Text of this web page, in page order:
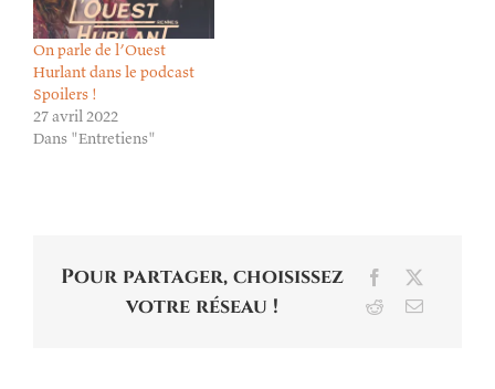
On parle de l’Ouest
Hurlant dans le podcast
Spoilers !
27 avril 2022
Dans "Entretiens"
Pour partager, choisissez
votre réseau !
Facebook
RedditEmail